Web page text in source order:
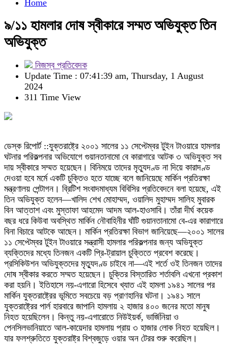
Home
৯/১১ হামলার দোষ স্বীকারে সম্মত অভিযুক্ত তিন
অভিযুক্ত
নিজস্ব প্রতিবেদক
Update Time : 07:41:39 am, Thursday, 1 August
2024
311 Time View
ডেস্ক রিপোর্ট ::যুক্তরাষ্ট্রে ২০০১ সালের ১১ সেপ্টেম্বর টুইন টাওয়ারে হামলার
ঘটনার পরিকল্পনার অভিযোগে গুয়ানতানামো বে কারাগারে আটক ৩ অভিযুক্ত সব
দায় স্বীকারে সম্মত হয়েছেন। বিনিময়ে তাদের মৃত্যুদণ্ড না দিয়ে কারাদণ্ড
দেওয়া হবে মর্মে একটি চুক্তিও হতে যাচ্ছে বলে জানিয়েছে মার্কিন প্রতিরক্ষা
মন্ত্রণালয় পেন্টাগন। ব্রিটিশ সংবাদমাধ্যম বিবিসির প্রতিবেদনে বলা হয়েছে, এই
তিন অভিযুক্ত হলেন—খালিদ শেখ মোহাম্মদ, ওয়ালিদ মুহাম্মদ সালিহ মুবারক
বিন আত্তাশ এবং মুস্তাফা আহমেদ আদম আল-হাওসাবি। তাঁরা দীর্ঘ কয়েক
বছর ধরে কিউবা অবস্থিত মার্কিন নৌবাহিনীর ঘাঁটি গুয়ানতানামো বে-এর কারাগারে
বিনা বিচারে আটকে আছেন। মার্কিন প্রতিরক্ষা বিভাগ জানিয়েছে—২০০১ সালের
১১ সেপ্টেম্বর টুইন টাওয়ারে সন্ত্রাসী হামলার পরিকল্পনার জন্য অভিযুক্ত
ব্যক্তিদের মধ্যে তিনজন একটি প্রি-ট্রায়াল চুক্তিতে প্রবেশ করেছে।
প্রসিকিউশন অভিযুক্তদের মৃত্যুদণ্ড চাইবে না—এই শর্তে ওই তিনজন তাদের
দোষ স্বীকার করতে সম্মত হয়েছেন। চুক্তির বিস্তারিত শর্তাবলি এখনো প্রকাশ
করা হয়নি। ইতিহাসে নয়-এগারো হিসেবে খ্যাত এই হামলা ১৯৪১ সালের পর
মার্কিন যুক্তরাষ্ট্রের ভূমিতে সবচেয়ে বড় প্রাণহানির ঘটনা। ১৯৪১ সালে
যুক্তরাষ্ট্রের পার্ল হারবারে জাপানি হামলায় ২ হাজার ৪০০ জনের মতো মানুষ
নিহত হয়েছিলেন। কিন্তু নয়-এগারোতে নিউইয়র্ক, ভার্জিনিয়া ও
পেনসিলভানিয়াতে আল-কায়েদার হামলায় প্রায় ৩ হাজার লোক নিহত হয়েছিল।
যার ফলশ্রুতিতে যুক্তরাষ্ট্র বিশ্বজুড়ে ওয়ার অন টেরর শুরু করেছিল।